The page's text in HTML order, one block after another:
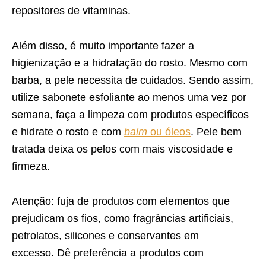
repositores de vitaminas.
Além disso, é muito importante fazer a
higienização e a hidratação do rosto. Mesmo com
barba, a pele necessita de cuidados. Sendo assim,
utilize sabonete esfoliante ao menos uma vez por
semana, faça a limpeza com produtos específicos
e hidrate o rosto e com balm ou óleos. Pele bem
tratada deixa os pelos com mais viscosidade e
firmeza.
Atenção: fuja de produtos com elementos que
prejudicam os fios, como fragrâncias artificiais,
petrolatos, silicones e conservantes em
excesso. Dê preferência a produtos com